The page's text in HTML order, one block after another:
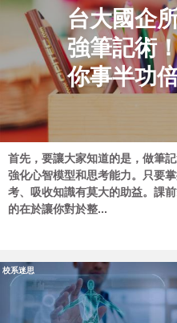
台大國企
強筆記術
你事半功
首先，要讓大家知道的是，做筆
強化心智模型和思考能力。只要
考、吸收知識有莫大的助益。課
的在於讓你對於整...
校系迷思